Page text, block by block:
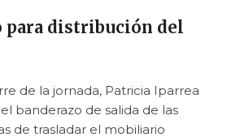
para distribución del
de la jornada, Patricia Iparrea
banderazo de salida de las
de trasladar el mobiliario